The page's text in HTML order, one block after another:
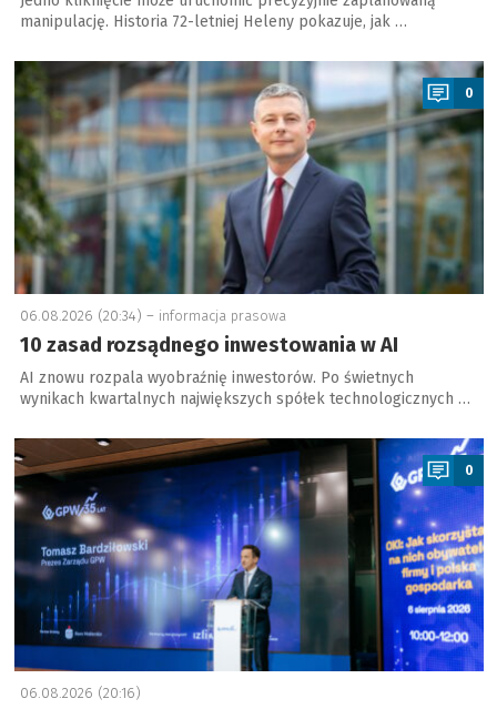
manipulację. Historia 72-letniej Heleny pokazuje, jak …
a
0
06.08.2026 (20:34) – informacja prasowa
10 zasad rozsądnego inwestowania w AI
AI znowu rozpala wyobraźnię inwestorów. Po świetnych
wynikach kwartalnych największych spółek technologicznych …
a
0
06.08.2026 (20:16)